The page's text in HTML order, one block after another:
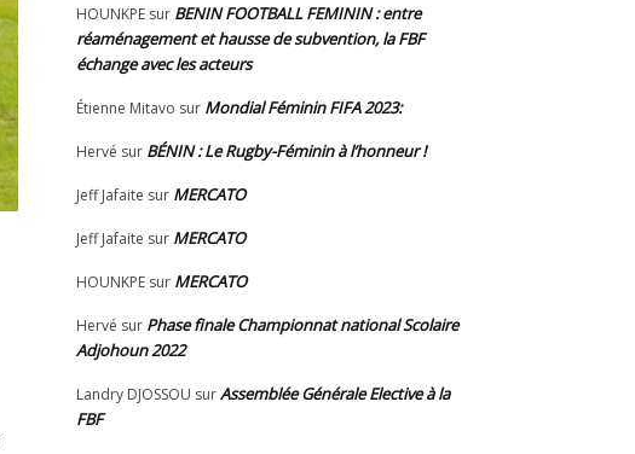
HOUNKPE sur BENIN FOOTBALL FEMININ : entre
réaménagement et hausse de subvention, la FBF
échange avec les acteurs
Étienne Mitavo sur Mondial Féminin FIFA 2023:
Hervé sur BÉNIN : Le Rugby-Féminin à l’honneur !
Jeff Jafaite sur MERCATO
Jeff Jafaite sur MERCATO
HOUNKPE sur MERCATO
Hervé sur Phase finale Championnat national Scolaire
Adjohoun 2022
Landry DJOSSOU surAssemblée Générale Elective à la
FBF